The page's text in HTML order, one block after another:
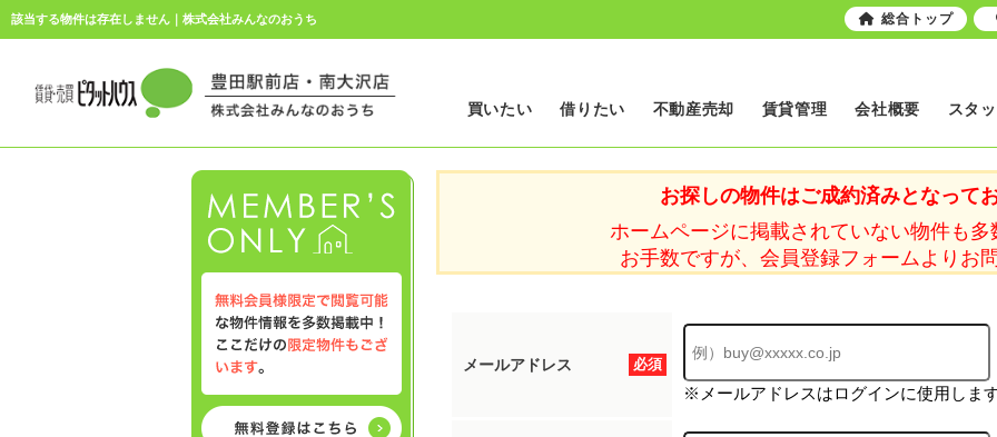
該当する物件は存在しません｜株式会社みんなのおうち
買いたい 借りたい 不動産売却 賃貸管理 会社概要 スタ
お探しの物件はご成約済みとなってお
ホームページに掲載されていない物件も多
お手数ですが、会員登録フォームよりお
必須
メールアドレス
※メールアドレスはログインに使用します
総合トップ